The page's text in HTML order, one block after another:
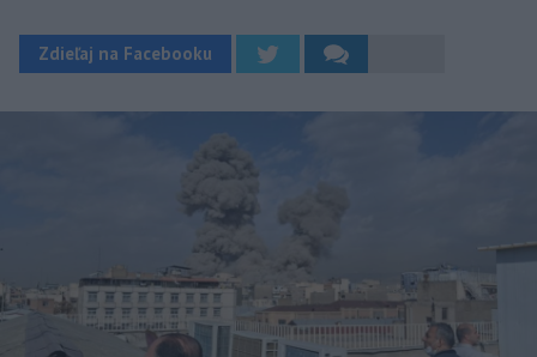
Zdieľaj na Facebooku